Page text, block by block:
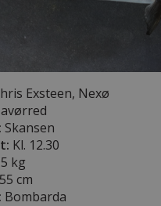
Exsteen, Nexø
Skansen
Kl. 12.30
kg
55 cm
Bombarda